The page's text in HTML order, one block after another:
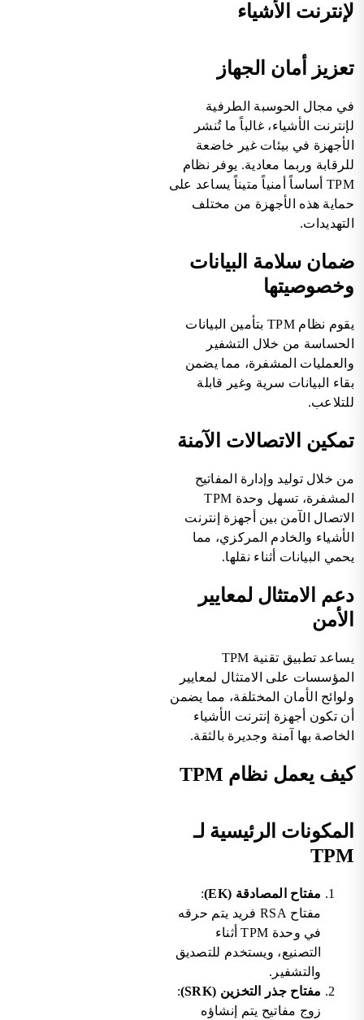
لإنترنت الأشياء
تعزيز أمان الجهاز
في مجال الحوسبة الطرفية
لإنترنت الأشياء، غالباً ما تُنشر
الأجهزة في بيئات غير خاضعة
للرقابة وربما معادية. يوفر نظام
TPM أساساً أمنياً متيناً يساعد على
حماية هذه الأجهزة من مختلف
التهديدات.
ضمان سلامة البيانات
وخصوصيتها
يقوم نظام TPM بتأمين البيانات
الحساسة من خلال التشفير
والعمليات المشفرة، مما يضمن
بقاء البيانات سرية وغير قابلة
للتلاعب.
تمكين الاتصالات الآمنة
من خلال توليد وإدارة المفاتيح
المشفرة، تسهل وحدة TPM
الاتصال الآمن بين أجهزة إنترنت
الأشياء والخادم المركزي، مما
يحمي البيانات أثناء نقلها.
دعم الامتثال لمعايير
الأمن
يساعد تطبيق تقنية TPM
المؤسسات على الامتثال لمعايير
ولوائح الأمان المختلفة، مما يضمن
أن تكون أجهزة إنترنت الأشياء
الخاصة بها آمنة وجديرة بالثقة.
كيف يعمل نظام TPM
المكونات الرئيسية لـ
TPM
مفتاح المصادقة (EK)
:
مفتاح RSA فريد يتم حرقه
في وحدة TPM أثناء
التصنيع، ويستخدم للتصديق
والتشفير.
مفتاح جذر التخزين (SRK)
:
زوج مفاتيح يتم إنشاؤه